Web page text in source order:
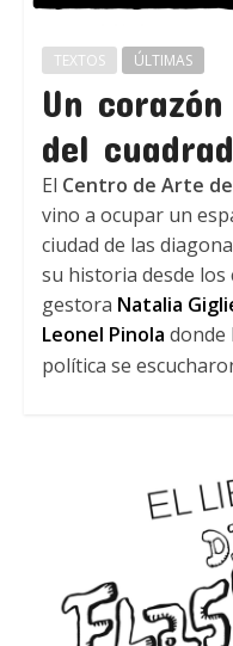
TEXTOS ÚLTIMAS
Un
del
El Centro de Arte
vino a ocupar un
ciudad de las
su historia desde los
gestora Natalia
Leonel Pinola donde
política se